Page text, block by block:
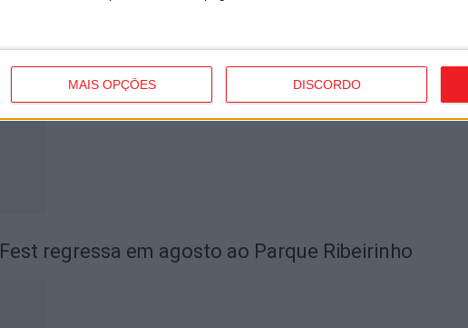
MAIS OPÇÕES DISCORDO
assegura transporte gratuito em autocarro
regressa em agosto ao Parque Ribeirinho